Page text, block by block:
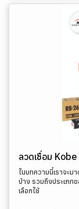
ลวดเชื่อม Kobe
ในบทความนี้เราจะม
บ้าง รวมถึงประเภท
เลือกใช้